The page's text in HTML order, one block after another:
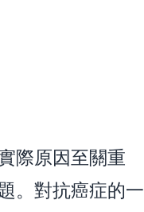
際原因至關重
。對抗癌症的一